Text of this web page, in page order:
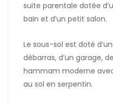
suite parentale dotée
bain et d’un petit salon.
Le sous-sol est doté
débarras, d’un garage,
hammam moderne
au sol en serpentin.